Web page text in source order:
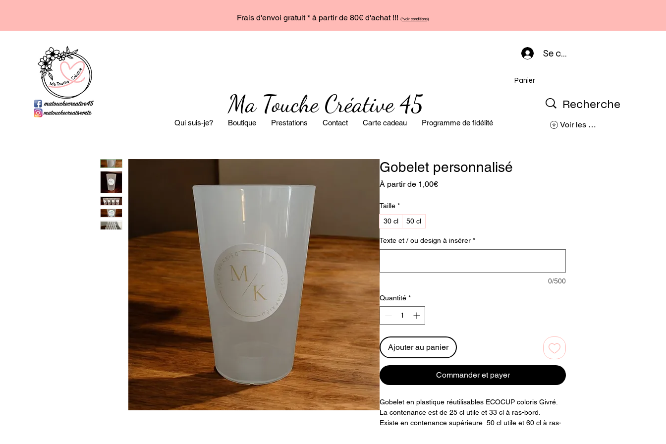
Frais d'envoi gratuit * à partir de 80€ d'achat !!! (*voir conditions)
Ma Touche Créative 45
Qui suis-je? Boutique Prestations Contact Carte cadeau Programme de fidélité
Se connecter
Panier
Voir les points
Gobelet personnalisé
À partir de 1,00€Prix
Taille *
30 cl
50 cl
Texte et / ou design à insérer *
0/500
Quantité *
Ajouter au panier
Commander et payer
Gobelet en plastique réutilisables ECOCUP coloris Givré.
La contenance est de 25 cl utile et 33 cl à ras-bord.
Existe en contenance supérieure 50 cl utile et 60 cl à ras-